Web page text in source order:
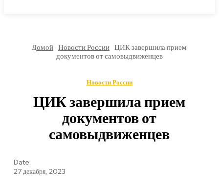
Домой Новости России ЦИК завершила прием
документов от самовыдвиженцев
Новости России
ЦИК завершила прием
документов от
самовыдвиженцев
Date:
27 декабря, 2023